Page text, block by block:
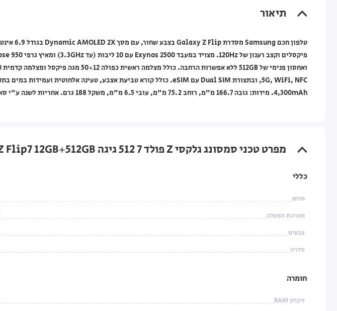
תיאור
4,300mAh. מידות: גובה 166.7 מ"מ, רוחב 75.2 מ"מ, עובי 6.5 מ"מ, משקל 188 גרם. אחריות לשנה ע"י סאני.
מפרט טכני סמסונג גלקסי Z פולד 7 512 גיגה Samsung Galaxy Z Flip7 12GB+512GB — שחור
כללי
מותג
מערכת הפעלה
צבעים
סדרה
חומרה
זיכרון RAM